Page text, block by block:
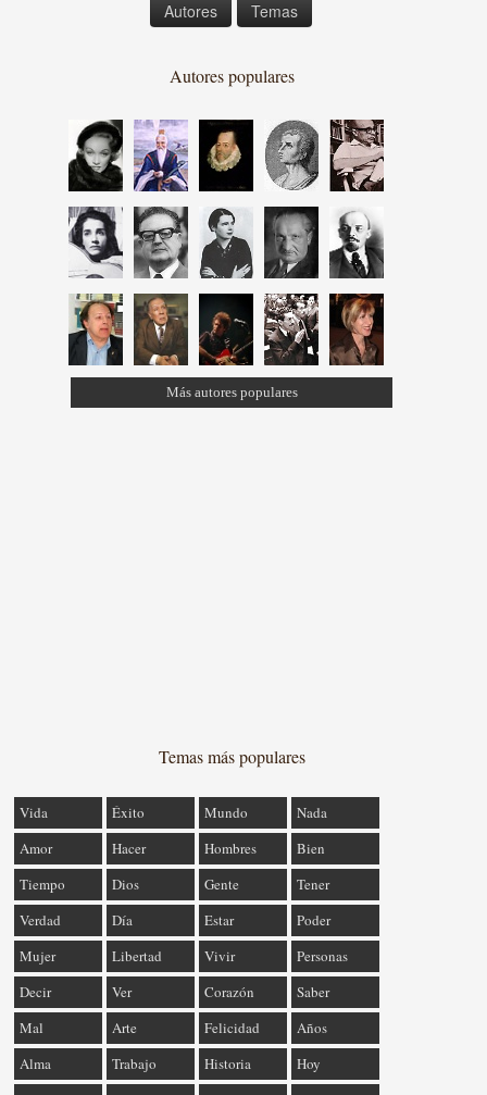
Autores Temas
Autores populares
Más autores populares
Temas más populares
Vida Éxito Mundo
Nada
Amor
Hacer Hombres
Bien
Tiempo
Dios Gente
Tener
Verdad
Día Estar
Poder
Mujer
Libertad Vivir
Personas
Decir
Ver Corazón
Saber
Mal
Arte Felicidad
Años
Alma
Trabajo Historia
Hoy